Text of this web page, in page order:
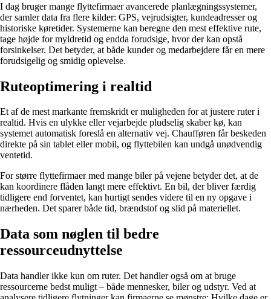
I dag bruger mange flyttefirmaer avancerede planlægningssystemer,
der samler data fra flere kilder: GPS, vejrudsigter, kundeadresser og
historiske køretider. Systemerne kan beregne den mest effektive rute,
tage højde for myldretid og endda forudsige, hvor der kan opstå
forsinkelser. Det betyder, at både kunder og medarbejdere får en mere
forudsigelig og smidig oplevelse.
Ruteoptimering i realtid
Et af de mest markante fremskridt er muligheden for at justere ruter i
realtid. Hvis en ulykke eller vejarbejde pludselig skaber kø, kan
systemet automatisk foreslå en alternativ vej. Chaufføren får beskeden
direkte på sin tablet eller mobil, og flyttebilen kan undgå unødvendig
ventetid.
For større flyttefirmaer med mange biler på vejene betyder det, at de
kan koordinere flåden langt mere effektivt. En bil, der bliver færdig
tidligere end forventet, kan hurtigt sendes videre til en ny opgave i
nærheden. Det sparer både tid, brændstof og slid på materiellet.
Data som nøglen til bedre
ressourceudnyttelse
Data handler ikke kun om ruter. Det handler også om at bruge
ressourcerne bedst muligt – både mennesker, biler og udstyr. Ved at